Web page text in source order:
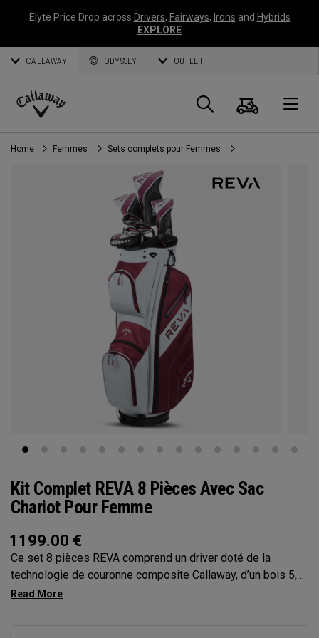
Elyte Price Drop across Drivers, Fairways, Irons and Hybrids
EXPLORE
CALLAWAY ODYSSEY OUTLET
Callaway
Golf
Panier
Home Femmes Sets complets pour Femmes
Kit Complet REVA 8 Pièces Avec Sac
Chariot Pour Femme
1199.00 €
Ce set 8 pièces REVA comprend un driver doté de la
technologie de couronne composite Callaway, d’un bois 5,
des hybrides 6, 7 et 9, un sand-wedge, un putter, un sac